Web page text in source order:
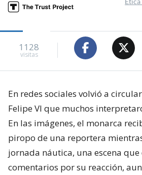
1128
visitas
En redes sociales volvió a
Felipe VI que muchos
En las imágenes, el monarca
piropo de una reportera
jornada náutica, una escena que
comentarios por su reacción,